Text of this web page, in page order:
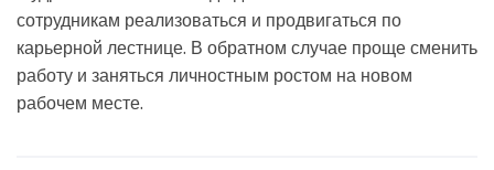
сотрудникам реализоваться и продвигаться по
карьерной лестнице. В обратном случае проще сменить
работу и заняться личностным ростом на новом
рабочем месте.